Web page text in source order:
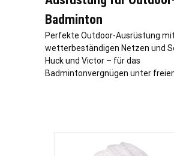
Badminton
Perfekte Outdoor-Ausrüstung mit
wetterbeständigen Netzen und
Huck und Victor – für das
Badmintonvergnügen unter